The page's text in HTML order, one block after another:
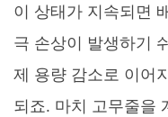
이 상태가 지속되면
극 손상이 발생하기
제 용량 감소로 이어
되죠. 마치 고무줄을